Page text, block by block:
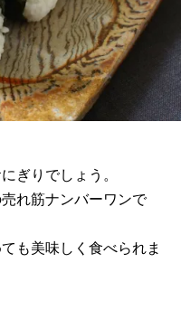
ぎりでしょう。
れ筋ナンバーワンで
も美味しく食べられま